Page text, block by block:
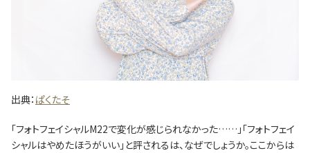
出典： ぱくたそ
「フォトフェイシャルM22で変化が感じられなかった……」「フォトフェイ
シャルはやめたほうがいい」と評されるは、なぜでしょうか。ここからは